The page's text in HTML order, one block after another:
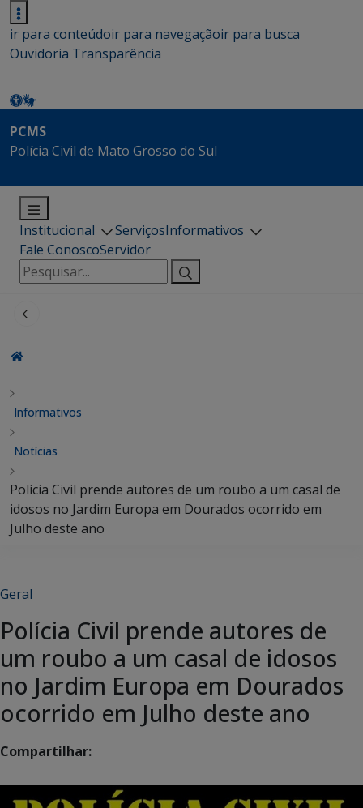
ir para conteúdoir para navegaçãoir para busca
Ouvidoria Transparência
PCMS
Polícia Civil de Mato Grosso do Sul
Institucional ServiçosInformativos
Fale ConoscoServidor
Pesquisar
por:
Informativos
Notícias
Polícia Civil prende autores de um roubo a um casal de
idosos no Jardim Europa em Dourados ocorrido em
Julho deste ano
Geral
Polícia Civil prende autores de
um roubo a um casal de idosos
no Jardim Europa em Dourados
ocorrido em Julho deste ano
Compartilhar: